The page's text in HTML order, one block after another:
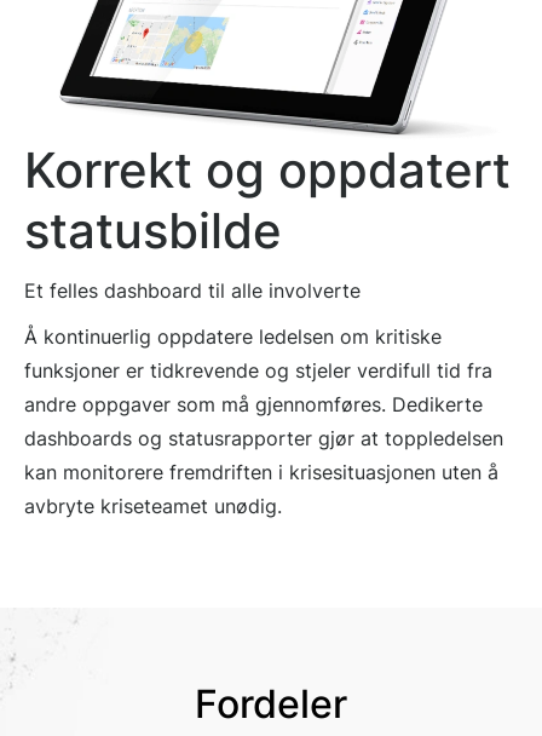
Korrekt og oppdatert
statusbilde
Et felles dashboard til alle involverte
Å kontinuerlig oppdatere ledelsen om kritiske
funksjoner er tidkrevende og stjeler verdifull tid fra
andre oppgaver som må gjennomføres. Dedikerte
dashboards og statusrapporter gjør at toppledelsen
kan monitorere fremdriften i krisesituasjonen uten å
avbryte kriseteamet unødig.
Fordeler